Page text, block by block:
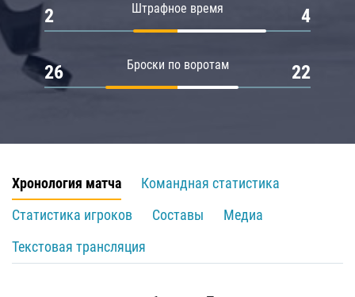
Штрафное время
2 4
Броски по воротам
26 22
Хронология матча
Командная статистика
Статистика игроков
Составы
Медиа
Текстовая трансляция